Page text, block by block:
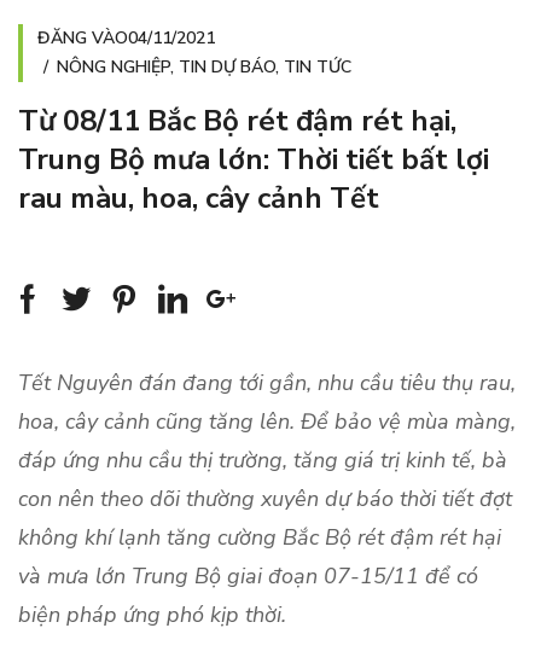
ĐĂNG VÀO04/11/2021
NÔNG NGHIỆP, TIN DỰ BÁO, TIN TỨC
Từ 08/11 Bắc Bộ rét đậm rét hại,
Trung Bộ mưa lớn: Thời tiết bất lợi
rau màu, hoa, cây cảnh Tết
Tết Nguyên đán đang tới gần, nhu cầu tiêu thụ rau,
hoa, cây cảnh cũng tăng lên. Để bảo vệ mùa màng,
đáp ứng nhu cầu thị trường, tăng giá trị kinh tế, bà
con nên theo dõi thường xuyên dự báo thời tiết đợt
không khí lạnh tăng cường Bắc Bộ rét đậm rét hại
và mưa lớn Trung Bộ giai đoạn 07-15/11 để có
biện pháp ứng phó kịp thời.